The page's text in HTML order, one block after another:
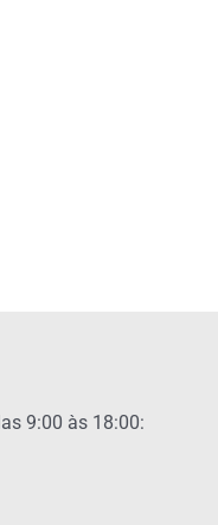
9:00 às 18:00: